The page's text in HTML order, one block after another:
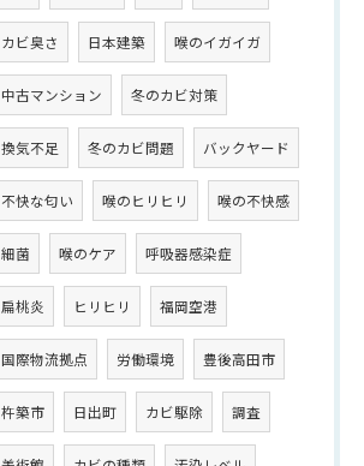
カビ臭さ 日本建築 喉のイガイガ
中古マンション 冬のカビ対策
換気不足 冬のカビ問題 バックヤード
不快な匂い 喉のヒリヒリ 喉の不快感
細菌 喉のケア 呼吸器感染症
扁桃炎 ヒリヒリ 福岡空港
国際物流拠点 労働環境 豊後高田市
杵築市 日出町 カビ駆除 調査